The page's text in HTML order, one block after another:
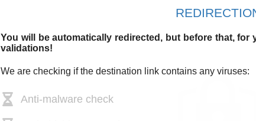
You will be automatically redirected, but before that, for
validations!
We are checking if the destination link contains any viruses:
Anti-malware check